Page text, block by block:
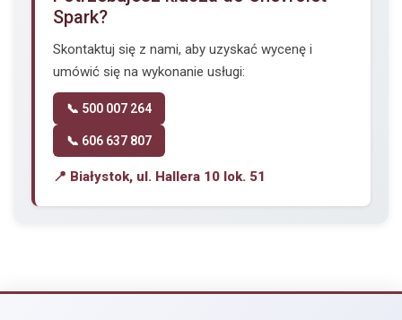
Spark?
Skontaktuj się z nami, aby uzyskać wycenę i
umówić się na wykonanie usługi:
📞 500 007 264
📞 606 637 807
📍 Białystok, ul. Hallera 10 lok. 51